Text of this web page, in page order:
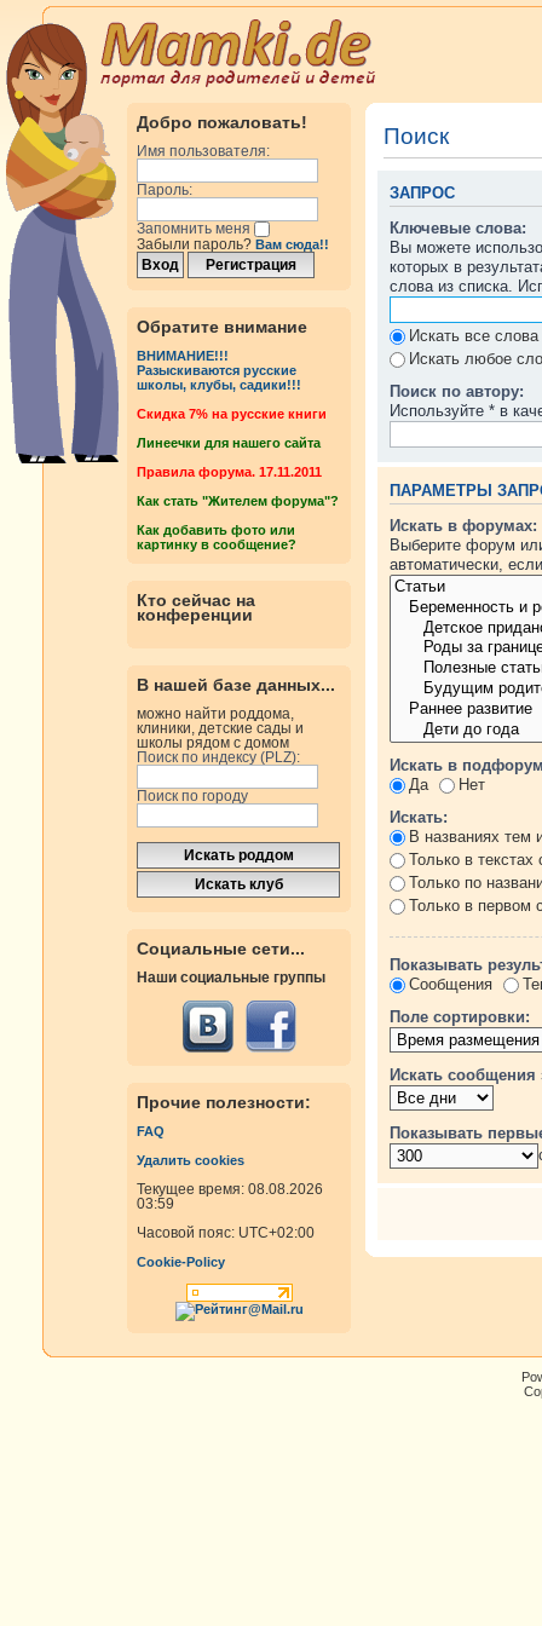
Добро пожаловать!
Имя пользователя:
Пароль:
Запомнить меня
Забыли пароль? Вам сюда!!
Обратите внимание
ВНИМАНИЕ!!!
Разыскиваются русские
школы, клубы, садики!!!
Cкидка 7% на русские книги
Линеечки для нашего сайта
Правила форума. 17.11.2011
Как стать "Жителем форума"?
Как добавить фото или
картинку в сообщение?
Кто сейчас на
конференции
В нашей базе данных...
можно найти роддома,
клиники, детские сады и
школы рядом с домом
Поиск по индексу (PLZ):
Поиск по городу
Социальные сети...
Наши социальные группы
Прочие полезности:
FAQ
Удалить cookies
Текущее время: 08.08.2026
03:59
Часовой пояс: UTC+02:00
Cookie-Policy
Поиск
ЗАПРОС
Ключевые слова:
Вы можете
которых в
слова из списка.
Искать все слова
Искать любое
Поиск по автору:
Используйте * в
ПАРАМЕТРЫ
Искать в форумах:
Выберите форум
автоматически,
Искать в
Да
Нет
Искать:
В названиях тем
Только в
Только по
Только в первом
Показывать
Сообщения
Поле сортировки:
Искать сообщения
Показывать